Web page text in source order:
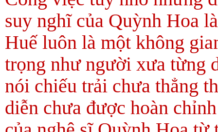
suy nghĩ của Quỳnh Hoa
Huế luôn là một không
trọng như người xưa từng
nói chiếu trải chưa thẳng
diễn chưa được hoàn